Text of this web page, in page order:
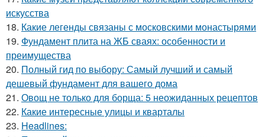
искусства
18. Какие легенды связаны с московскими монастырями
19. Фундамент плита на ЖБ сваях: особенности и
преимущества
20. Полный гид по выбору: Самый лучший и самый
дешевый фундамент для вашего дома
21. Овощ не только для борща: 5 неожиданных рецептов
22. Какие интересные улицы и кварталы
23. Headlines: